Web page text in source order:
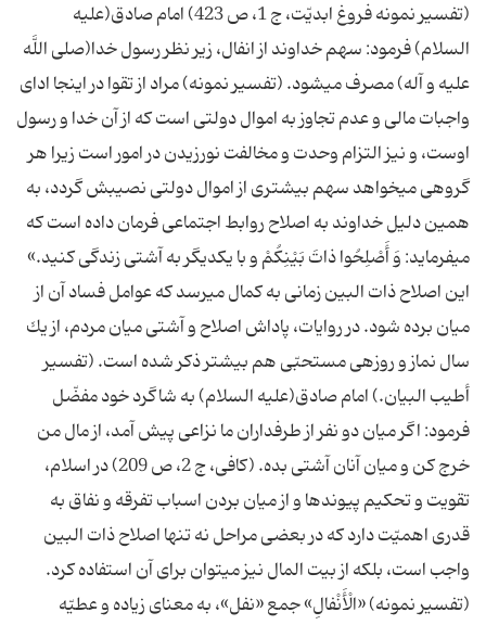
(تفسیر نمونه فروغ ابدیّت، ج 1، ص 423) امام صادق(علیه
السلام) فرمود: سهم خداوند از انفال، زیر نظر رسول خدا(صلى اللَّه
علیه و آله) مصرف مى‏شود. (تفسیر نمونه) مراد از تقوا در اینجا اداى
واجبات مالى و عدم تجاوز به اموال دولتى است كه از آن خدا و رسول
اوست، و نیز التزام وحدت و مخالفت نورزیدن در امور است زیرا هر
گروهى مى‏خواهد سهم بیشترى از اموال دولتى نصیبش گردد، به
همین دلیل خداوند به اصلاح روابط اجتماعى فرمان داده است كه
مى‏فرماید: وَ أَصْلِحُوا ذاتَ بَیْنِكُمْ و با یكدیگر به آشتى زندگی كنید.»
این اصلاح ذات البین زمانى به كمال مى‏رسد كه عوامل فساد آن از
میان برده شود. در روایات، پاداش اصلاح و آشتى میان مردم، از یك
سال نماز و روزه‏ى مستحبّى هم بیشتر ذكر شده است. (تفسیر
أطیب البیان.) امام صادق(علیه السلام) به شاگرد خود مفضّل
فرمود: اگر میان دو نفر از طرفداران ما نزاعى پیش آمد، از مال من
خرج كن و میان آنان آشتى بده. (كافى، ج 2، ص 209) در اسلام،
تقویت و تحكیم پیوندها و از میان بردن اسباب تفرقه و نفاق به
قدرى اهمیّت دارد كه در بعضى مراحل نه تنها اصلاح ذات البین
واجب است، بلكه از بیت المال نیز مى‏توان براى آن استفاده كرد.
(تفسیر نمونه) «الْأَنْفالِ» جمع «نفل»، به معناى زیاده و عطیّه